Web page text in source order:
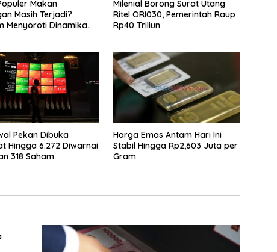
Makan
Masih Terjadi?
Menyoroti Dinamika
Milenial Borong Surat Utang
Ritel ORI030, Pemerintah Raup
Rp40 Triliun
Pekan Dibuka
Hingga 6.272 Diwarnai
318 Saham
Harga Emas Antam Hari Ini
Stabil Hingga Rp2,603 Juta per
Gram